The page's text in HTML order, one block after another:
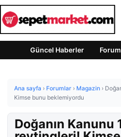
Güncel Haberler Forum
Ana sayfa › Forumlar › Magazin ›
Kimse bunu beklemiyordu
Doğanın Kanunu